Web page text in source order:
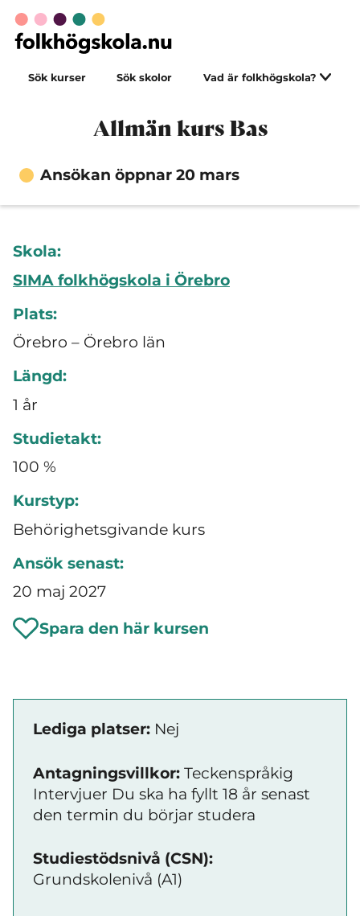
Sök kurser Sök skolor Vad är folkhögskola?
Allmän kurs Bas
Ansökan öppnar 20 mars
Skola:
SIMA folkhögskola i Örebro
Plats:
Örebro – Örebro län
Längd:
1 år
Studietakt:
100 %
Kurstyp:
Behörighetsgivande kurs
Ansök senast:
20 maj 2027
Spara den här kursen
Lediga platser: Nej
Antagningsvillkor: Teckenspråkig
Intervjuer Du ska ha fyllt 18 år senast
den termin du börjar studera
Studiestödsnivå (CSN):
Grundskolenivå (A1)